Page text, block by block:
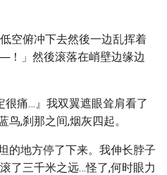
空俯冲下去然後一边乱挥着
！」然後滚落在峭壁边缘边
很痛…』我双翼遮眼耸肩看了
,刹那之间,烟灰四起。
的地方停了下来。我伸长脖子
了三千米之远…怪了,何时眼力